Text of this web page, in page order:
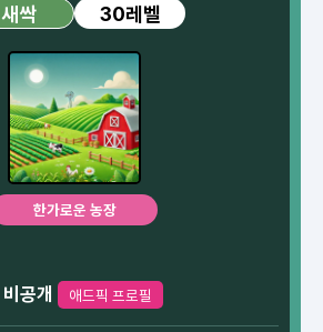
새싹 30레벨
한가로운 농장
비공개 애드픽 프로필